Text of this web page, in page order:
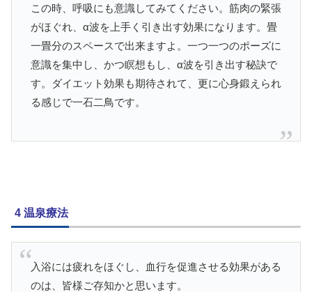
この時、呼吸にも意識してみてください。筋肉の緊張
がほぐれ、α波を上手く引き出す効果になります。畳
一畳分のスペースで出来ますよ。一つ一つのポーズに
意識を集中し、かつ瞑想もし、α波を引き出す秘訣で
す。ダイエット効果も期待されて、更に心身鍛えられ
る感じで一石二鳥です。
4 温泉療法
入浴には疲れをほぐし、血行を促進させる効果がある
のは、皆様ご存知かと思います。